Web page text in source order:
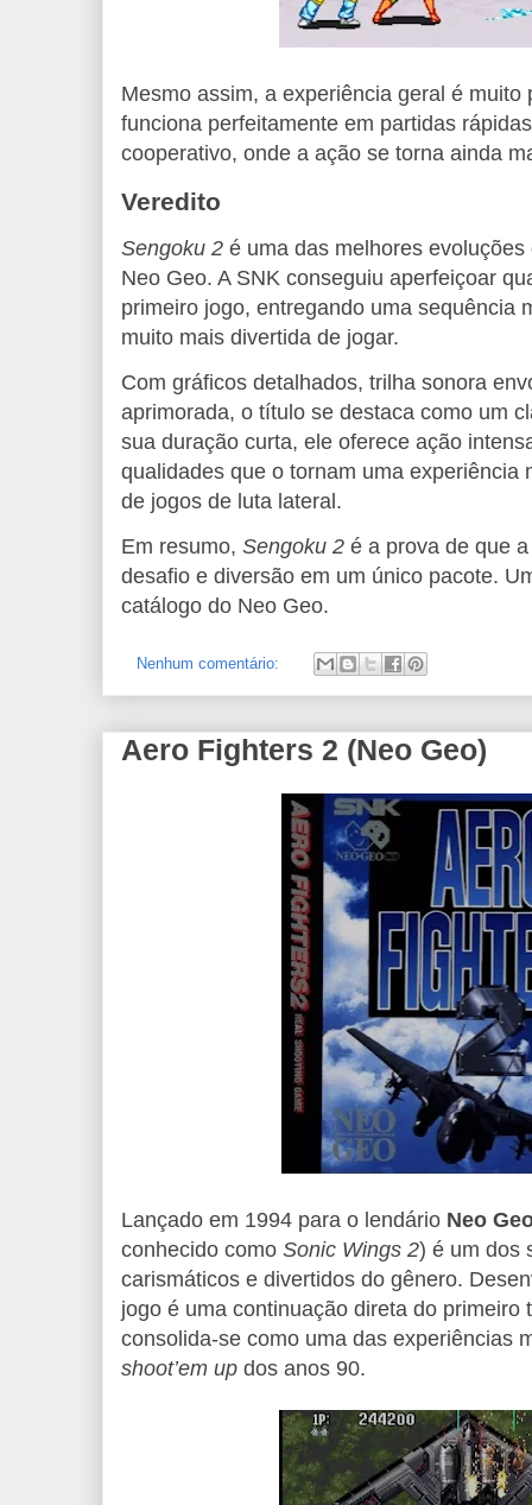
Mesmo assim, a experiência geral é
funciona perfeitamente em partidas
cooperativo, onde a ação se torna ainda
Veredito
Sengoku 2 é uma das melhores evoluções
Neo Geo. A SNK conseguiu aperfeiçoar
primeiro jogo, entregando uma sequência
muito mais divertida de jogar.
Com gráficos detalhados, trilha sonora
aprimorada, o título se destaca como um
sua duração curta, ele oferece ação
qualidades que o tornam uma experiência
de jogos de luta lateral.
Em resumo, Sengoku 2 é a prova de que
desafio e diversão em um único pacote.
catálogo do Neo Geo.
Nenhum comentário:
Aero Fighters 2 (Neo Geo)
Lançado em 1994 para o lendário Neo
conhecido como Sonic Wings 2) é um dos
carismáticos e divertidos do gênero.
jogo é uma continuação direta do primeiro
consolida-se como uma das experiências
shoot’em up dos anos 90.